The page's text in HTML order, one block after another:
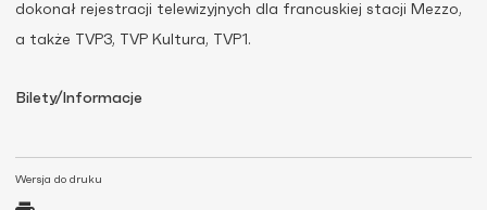
Wersja do druku
dokonał rejestracji telewizyjnych dla francuskiej stacji Mezzo,
a także TVP3, TVP Kultura, TVP1.
Bilety/Informacje